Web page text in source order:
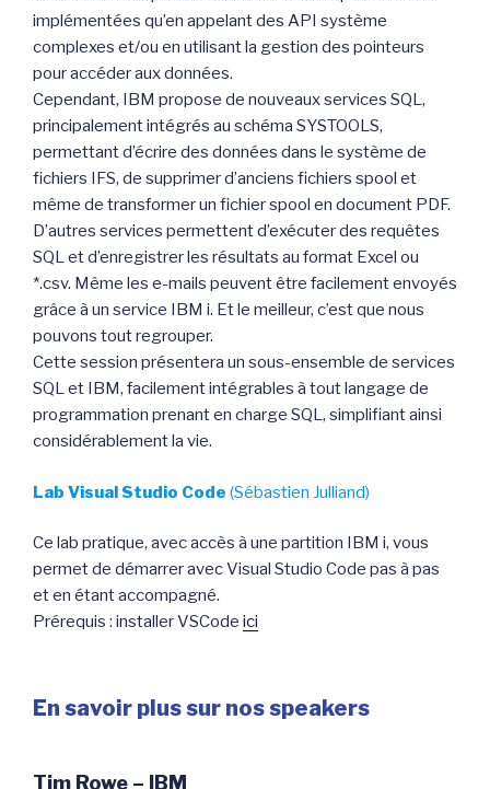
implémentées qu’en appelant des API système
complexes et/ou en utilisant la gestion des pointeurs
pour accéder aux données.
Cependant, IBM propose de nouveaux services SQL,
principalement intégrés au schéma SYSTOOLS,
permettant d’écrire des données dans le système de
fichiers IFS, de supprimer d’anciens fichiers spool et
même de transformer un fichier spool en document PDF.
D’autres services permettent d’exécuter des requêtes
SQL et d’enregistrer les résultats au format Excel ou
*.csv. Même les e-mails peuvent être facilement envoyés
grâce à un service IBM i. Et le meilleur, c’est que nous
pouvons tout regrouper.
Cette session présentera un sous-ensemble de services
SQL et IBM, facilement intégrables à tout langage de
programmation prenant en charge SQL, simplifiant ainsi
considérablement la vie.
Lab Visual Studio Code (Sébastien Julliand)
Ce lab pratique, avec accès à une partition IBM i, vous
permet de démarrer avec Visual Studio Code pas à pas
et en étant accompagné.
Prérequis : installer VSCode ici
En savoir plus sur nos speakers
Tim Rowe – IBM